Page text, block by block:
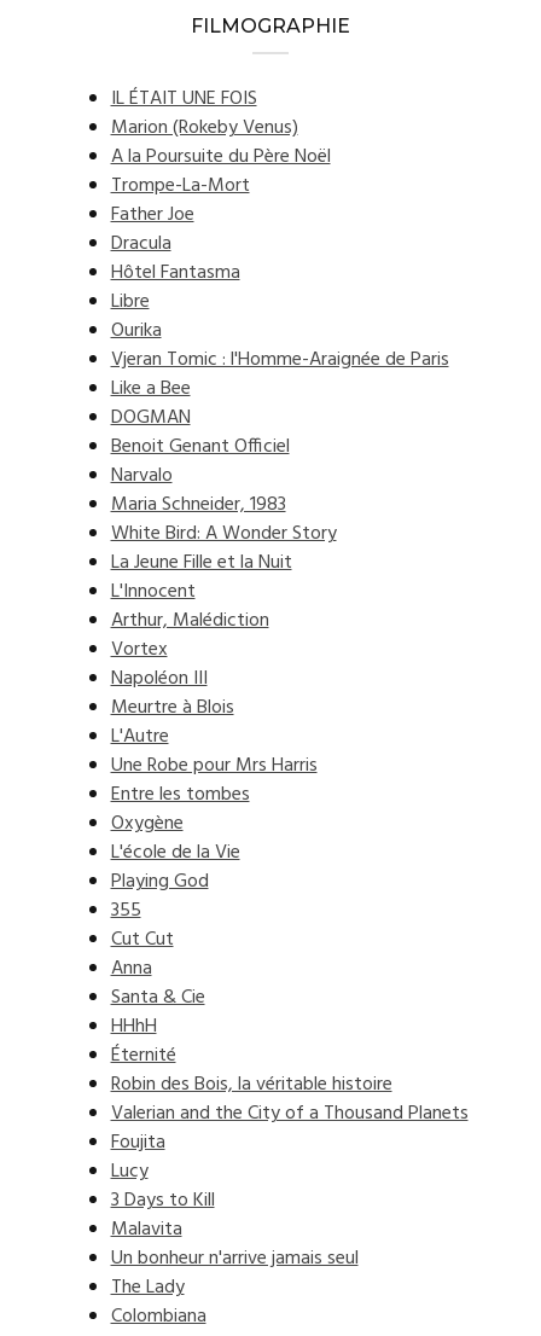
FILMOGRAPHIE
IL ÉTAIT UNE FOIS
Marion (Rokeby Venus)
A la Poursuite du Père Noël
Trompe-La-Mort
Father Joe
Dracula
Hôtel Fantasma
Libre
Ourika
Vjeran Tomic : l'Homme-Araignée de Paris
Like a Bee
DOGMAN
Benoit Genant Officiel
Narvalo
Maria Schneider, 1983
White Bird: A Wonder Story
La Jeune Fille et la Nuit
L'Innocent
Arthur, Malédiction
Vortex
Napoléon III
Meurtre à Blois
L'Autre
Une Robe pour Mrs Harris
Entre les tombes
Oxygène
L'école de la Vie
Playing God
355
Cut Cut
Anna
Santa & Cie
HHhH
Éternité
Robin des Bois, la véritable histoire
Valerian and the City of a Thousand Planets
Foujita
Lucy
3 Days to Kill
Malavita
Un bonheur n'arrive jamais seul
The Lady
Colombiana